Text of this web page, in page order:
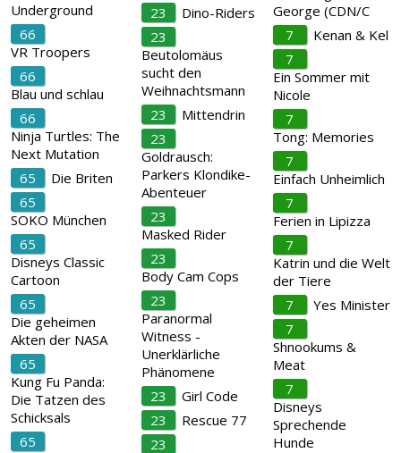
Underground
66
VR Troopers
66
Blau und schlau
66
Ninja Turtles: The
Next Mutation
65
Die Briten
65
SOKO München
65
Disneys Classic
Cartoon
65
Die geheimen
Akten der NASA
65
Kung Fu Panda:
Die Tatzen des
Schicksals
65
23
Dino-Riders
23
Beutolomäus
sucht den
Weihnachtsmann
23
Mittendrin
23
Goldrausch:
Parkers Klondike-
Abenteuer
23
Masked Rider
23
Body Cam Cops
23
Paranormal
Witness -
Unerklärliche
Phänomene
23
Girl Code
23
Rescue 77
23
George (CDN/C
7
Kenan & Kel
7
Ein Sommer mit
Nicole
7
Tong: Memories
7
Einfach Unheimlich
7
Ferien in Lipizza
7
Katrin und die Welt
der Tiere
7
Yes Minister
7
Shnookums &
Meat
7
Disneys
Sprechende
Hunde